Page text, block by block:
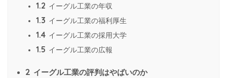
1.2 イーグル工業の年収
1.3 イーグル工業の福利厚生
1.4 イーグル工業の採用大学
1.5 イーグル工業の広報
2 イーグル工業の評判はやばいのか